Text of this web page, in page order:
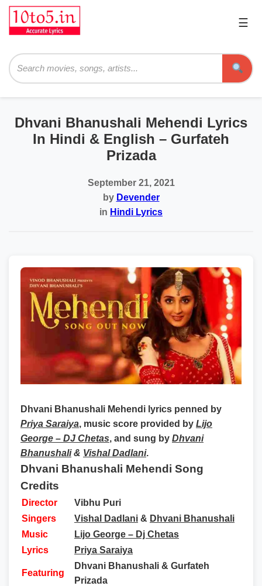
☰
Dhvani Bhanushali Mehendi Lyrics
In Hindi & English – Gurfateh
Prizada
September 21, 2021
by Devender
in Hindi Lyrics
Dhvani Bhanushali Mehendi lyrics penned by
Priya Saraiya, music score provided by Lijo
George – DJ Chetas, and sung by Dhvani
Bhanushali& Vishal Dadlani.
Dhvani Bhanushali Mehendi Song
Credits
Director
Vibhu Puri
Singers
Vishal Dadlani & Dhvani Bhanushali
Music
Lijo George – Dj Chetas
Lyrics
Priya Saraiya
Featuring
Dhvani Bhanushali & Gurfateh
Prizada